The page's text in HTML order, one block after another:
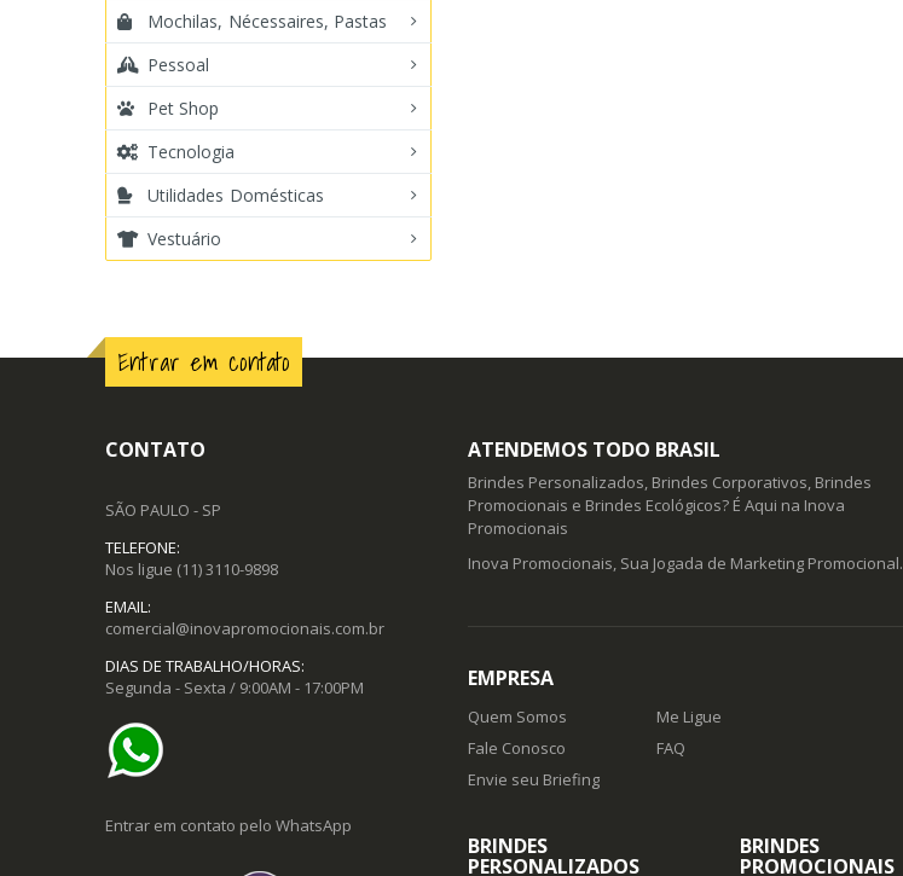
Mochilas, Nécessaires, Pastas
Pessoal
Pet Shop
Tecnologia
Utilidades Domésticas
Vestuário
Entrar em contato
CONTATO
SÃO PAULO - SP
TELEFONE:
Nos ligue (11) 3110-9898
EMAIL:
comercial@inovapromocionais.com.br
DIAS DE TRABALHO/HORAS:
Segunda - Sexta / 9:00AM - 17:00PM
Entrar em contato pelo WhatsApp
ATENDEMOS TODO BRASIL
Brindes Personalizados, Brindes Corporativos, Brindes
Promocionais e Brindes Ecológicos? É Aqui na Inova
Promocionais
Inova Promocionais, Sua Jogada de Marketing Promocional.
EMPRESA
Quem Somos
Fale Conosco
Envie seu Briefing
Me Ligue
FAQ
BRINDES
PERSONALIZADOS
BRINDES
PROMOCIONAIS